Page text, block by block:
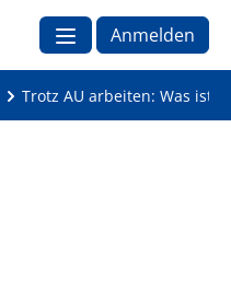
Anmelden
Trotz AU arbeiten: Was ist